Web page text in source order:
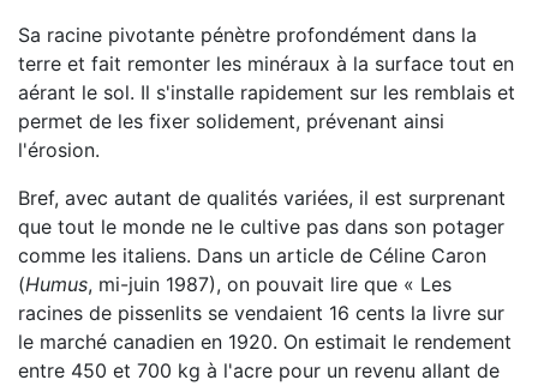
Sa racine pivotante pénètre profondément dans la
terre et fait remonter les minéraux à la surface tout en
aérant le sol. Il s'installe rapidement sur les remblais et
permet de les fixer solidement, prévenant ainsi
l'érosion.
Bref, avec autant de qualités variées, il est surprenant
que tout le monde ne le cultive pas dans son potager
comme les italiens. Dans un article de Céline Caron
(Humus, mi-juin 1987), on pouvait lire que « Les
racines de pissenlits se vendaient 16 cents la livre sur
le marché canadien en 1920. On estimait le rendement
entre 450 et 700 kg à l'acre pour un revenu allant de